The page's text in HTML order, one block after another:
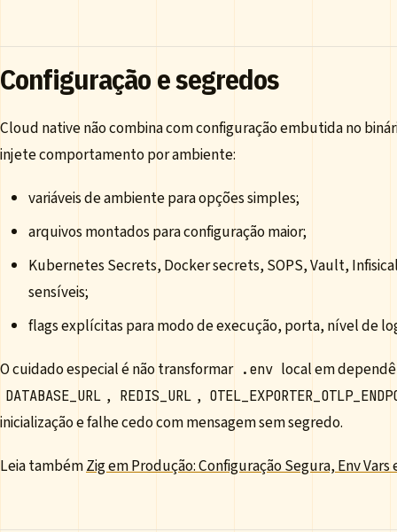
Configuração e segredos
Cloud native não combina com configuração embutida no
injete comportamento por ambiente:
variáveis de ambiente para opções simples;
arquivos montados para configuração maior;
Kubernetes Secrets, Docker secrets, SOPS, Vault,
sensíveis;
flags explícitas para modo de execução, porta, nível de
O cuidado especial é não transformar .env local em
DATABASE_URL , REDIS_URL ,
inicialização e falhe cedo com mensagem sem segredo.
Leia tambémZig em Produção: Configuração Segura, Env Vars